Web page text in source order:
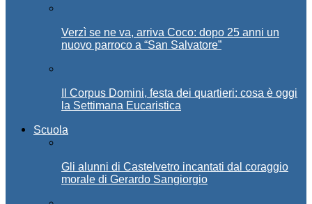
Verzì se ne va, arriva Coco: dopo 25 anni un
nuovo parroco a “San Salvatore”
Il Corpus Domini, festa dei quartieri: cosa è oggi
la Settimana Eucaristica
Scuola
Gli alunni di Castelvetro incantati dal coraggio
morale di Gerardo Sangiorgio